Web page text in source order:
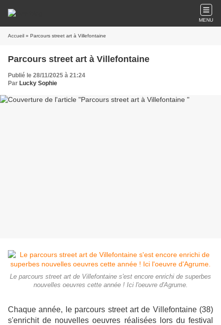
MENU
Accueil » Parcours street art à Villefontaine
Parcours street art à Villefontaine
Publié le 28/11/2025 à 21:24
Par Lucky Sophie
Le parcours street art de Villefontaine s'est encore enrichi de superbes
nouvelles oeuvres cette année ! Ici l'oeuvre d'Agrume.
Chaque année, le parcours street art de Villefontaine (38)
s'enrichit de nouvelles oeuvres réalisées lors du festival